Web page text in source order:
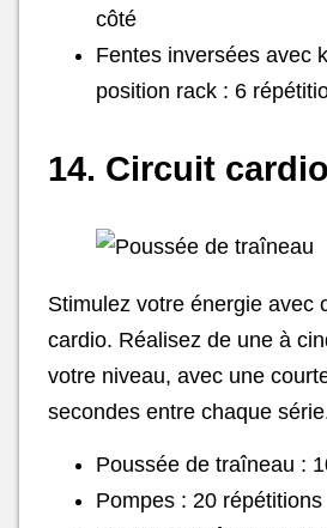
côté
Fentes inversées avec
position rack : 6
14. Circuit cardio
Stimulez votre énergie avec
cardio. Réalisez de une à
votre niveau, avec une
secondes entre chaque
Poussée de traîneau :
Pompes : 20 répétitions